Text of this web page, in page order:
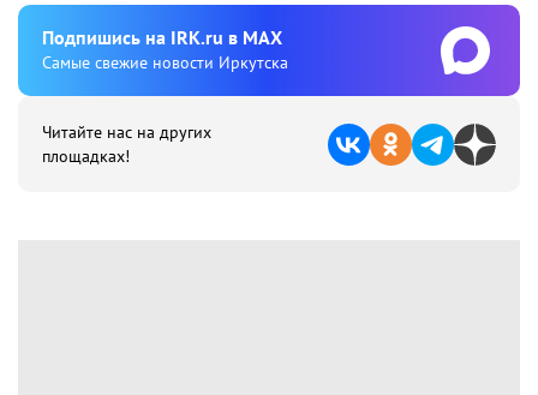
Подпишиcь на IRK.ru в MAX
Cамые свежие новости Иркутска
Читайте нас на других
площадках!